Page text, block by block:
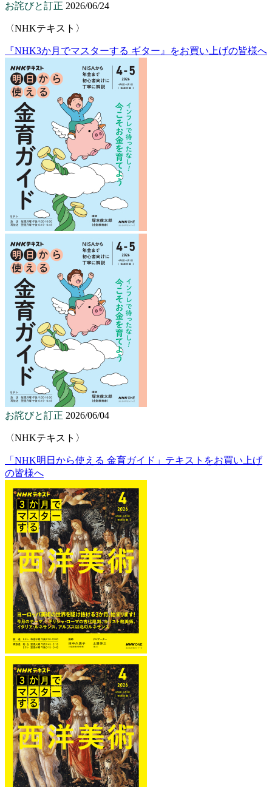
お詫びと訂正 2026/06/24
〈NHKテキスト〉
『NHK3か月でマスターする ギター』をお買い上げの皆様へ
お詫びと訂正 2026/06/04
〈NHKテキスト〉
「NHK明日から使える 金育ガイド」テキストをお買い上げ
の皆様へ